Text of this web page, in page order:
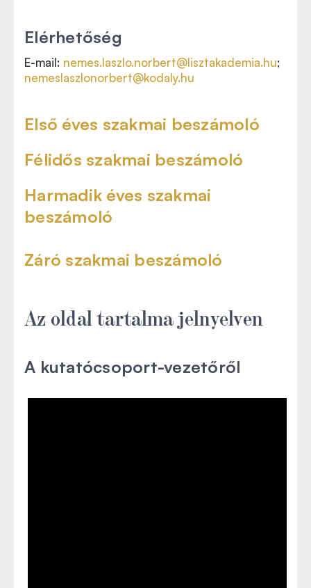
Elérhetőség
E-mail: nemes.laszlo.norbert@lisztakademia.hu;
nemeslaszlonorbert@kodaly.hu
Első éves szakmai beszámoló
Félidős szakmai beszámoló
Harmadik éves szakmai
beszámoló
Záró szakmai beszámoló
Az oldal tartalma jelnyelven
A kutatócsoport-vezetőről